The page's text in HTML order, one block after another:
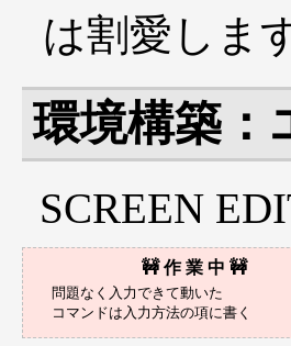
は割愛しま
環境構築：
SCREEN
問題なく入力できて動いた